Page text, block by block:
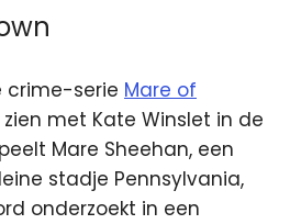
crime-serie Mare of
zien met Kate Winslet in de
Mare Sheehan, een
stadje Pennsylvania,
onderzoekt in een